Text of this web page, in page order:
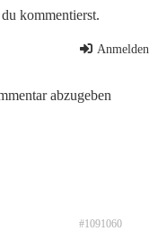
kommentierst.
Anmelden
abzugeben
#1091060